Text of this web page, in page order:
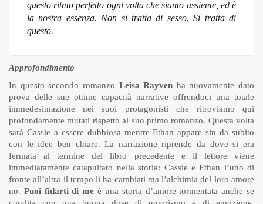
questo ritmo perfetto ogni volta che siamo assieme, ed è
la nostra essenza. Non si tratta di sesso. Si tratta di
questo.
Approfondimento
In questo secondo romanzo Leisa Rayven ha nuovamente dato
prova delle sue ottime capacità narrative offrendoci una totale
immedesimazione nei suoi protagonisti che ritroviamo qui
profondamente mutati rispetto al suo primo romanzo. Questa volta
sarà Cassie a essere dubbiosa mentre Ethan appare sin da subito
con le idee ben chiare. La narrazione riprende da dove si era
fermata al termine del libro precedente e il lettore viene
immediatamente catapultato nella storia: Cassie e Ethan l’uno di
fronte all’altra il tempo li ha cambiati ma l’alchimia del loro amore
no. Puoi fidarti di me è una storia d’amore tormentata anche se